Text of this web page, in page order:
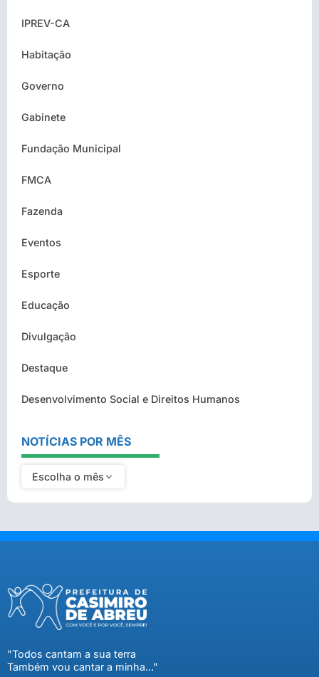
IPREV-CA
Habitação
Governo
Gabinete
Fundação Municipal
FMCA
Fazenda
Eventos
Esporte
Educação
Divulgação
Destaque
Desenvolvimento Social e Direitos Humanos
NOTÍCIAS POR MÊS
Escolha o mês
"Todos cantam a sua terra
Também vou cantar a minha..."